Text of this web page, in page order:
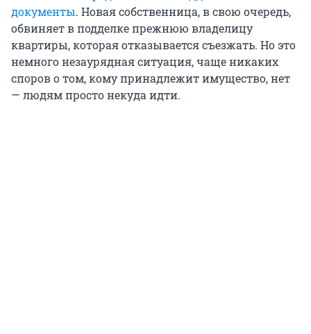
документы. Новая собственница, в свою очередь,
обвиняет в подделке прежнюю владелицу
квартиры, которая отказывается съезжать. Но это
немного незаурядная ситуация, чаще никаких
споров о том, кому принадлежит имущество, нет
— людям просто некуда идти.